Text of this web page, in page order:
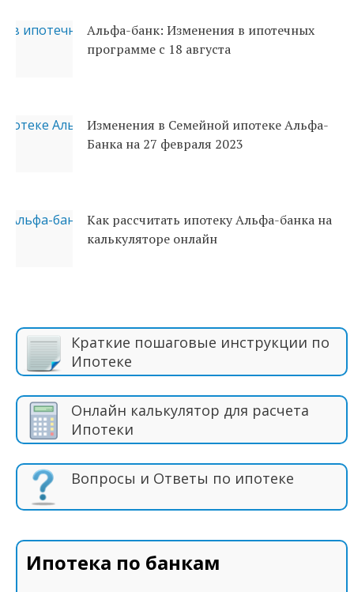
Альфа-банк: Изменения в ипотечных
программе с 18 августа
Изменения в Семейной ипотеке Альфа-
Банка на 27 февраля 2023
Как рассчитать ипотеку Альфа-банка на
калькуляторе онлайн
Краткие пошаговые инструкции по
Ипотеке
Онлайн калькулятор для расчета
Ипотеки
Вопросы и Ответы по ипотеке
Ипотека по банкам